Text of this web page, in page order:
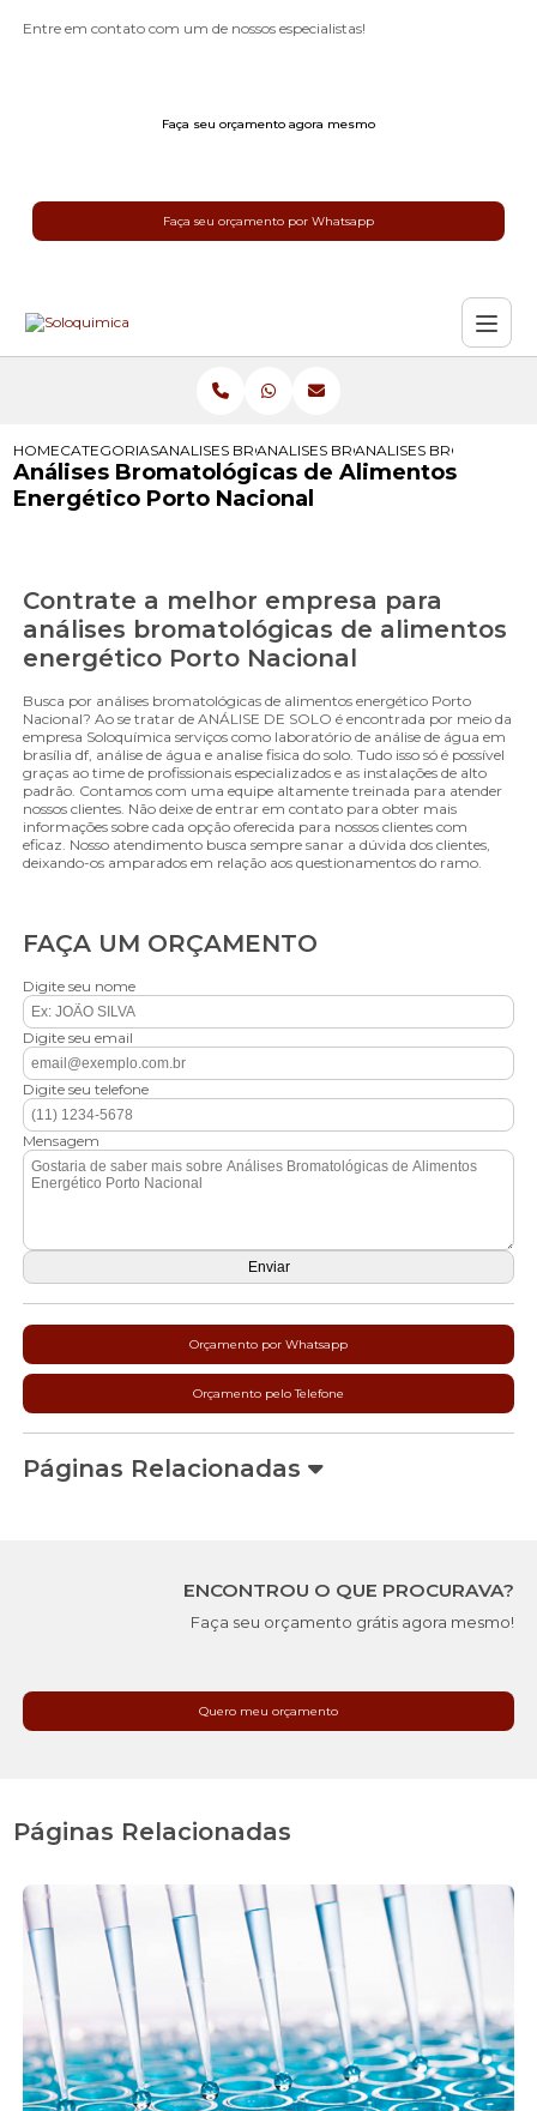
Entre em contato com um de nossos especialistas!
Faça seu orçamento agora mesmo
Faça seu orçamento por Whatsapp
HOMECATEGORIASANALISES BROMATOLOGICAS
ANALISES BROMATOLOGICAS DE
ANALISES
Análises Bromatológicas de Alimentos
Energético Porto Nacional
Contrate a melhor empresa para
análises bromatológicas de alimentos
energético Porto Nacional
Busca por análises bromatológicas de alimentos energético Porto
Nacional? Ao se tratar de ANÁLISE DE SOLO é encontrada por meio da
empresa Soloquímica serviços como laboratório de análise de água em
brasília df, análise de água e analise fisica do solo. Tudo isso só é possível
graças ao time de profissionais especializados e as instalações de alto
padrão. Contamos com uma equipe altamente treinada para atender
nossos clientes. Não deixe de entrar em contato para obter mais
informações sobre cada opção oferecida para nossos clientes com
eficaz. Nosso atendimento busca sempre sanar a dúvida dos clientes,
deixando-os amparados em relação aos questionamentos do ramo.
FAÇA UM ORÇAMENTO
Digite seu nome
Digite seu email
Digite seu telefone
Mensagem
Orçamento por Whatsapp
Orçamento pelo Telefone
Páginas Relacionadas
ENCONTROU O QUE PROCURAVA?
Faça seu orçamento grátis agora mesmo!
Quero meu orçamento
Páginas Relacionadas